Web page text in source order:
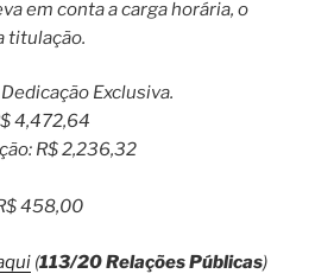
em conta a carga horária, o
titulação.
Exclusiva.
4,472,64
R$ 2,236,32
458,00
(113/20 Relações Públicas)